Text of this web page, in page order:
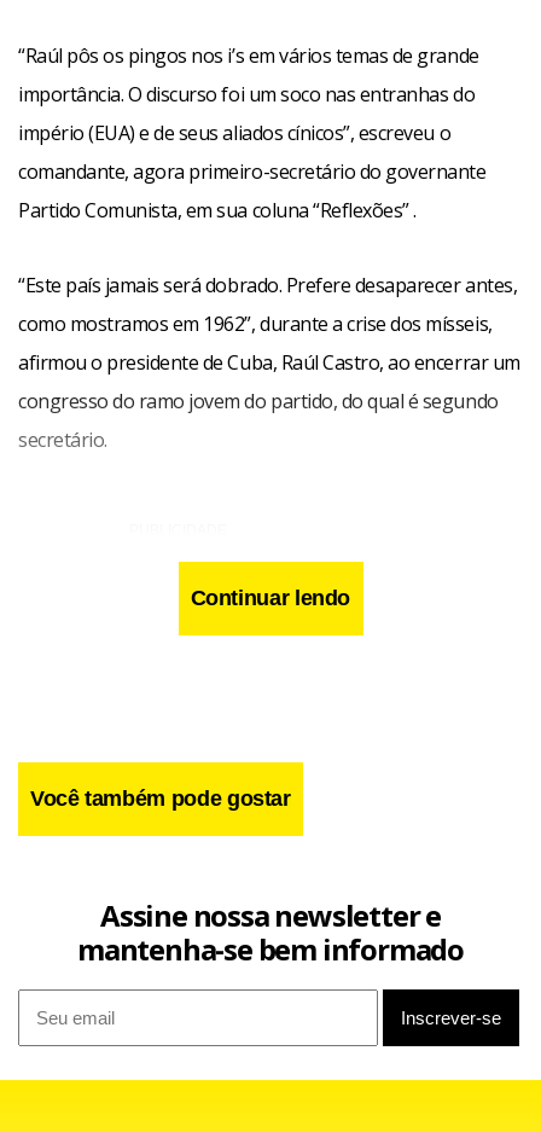
“Raúl pôs os pingos nos i’s em vários temas de grande
importância. O discurso foi um soco nas entranhas do
império (EUA) e de seus aliados cínicos”, escreveu o
comandante, agora primeiro-secretário do governante
Partido Comunista, em sua coluna “Reflexões” .
“Este país jamais será dobrado. Prefere desaparecer antes,
como mostramos em 1962”, durante a crise dos mísseis,
afirmou o presidente de Cuba, Raúl Castro, ao encerrar um
congresso do ramo jovem do partido, do qual é segundo
secretário.
Fidel ressalta que seu irmão lembrou então que Cuba “se
manteve irrdutível” e rejeitou a inspeção do país que
Continuar lendo
Você também pode gostar
Assine nossa newsletter e
mantenha-se bem informado